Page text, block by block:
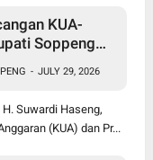
KUA-
Soppeng
- JULY 29, 2026
Suwardi Haseng,
(KUA) dan Pr...